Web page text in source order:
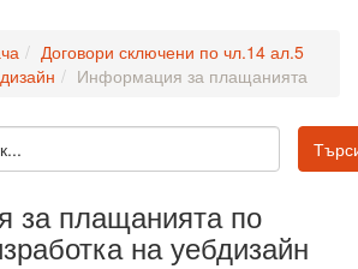
Договори сключени по чл.14 ал.5
Информация за плащанията
за плащанията по
на уебдизайн